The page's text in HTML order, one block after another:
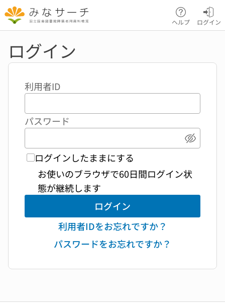
本文へ移動
ヘルプ ログイン
ログイン
利用者ID
パスワード
パスワ
ログインしたままにする
お使いのブラウザで60日間ログイン状
態が継続します
ログイン
利用者IDをお忘れですか？
パスワードをお忘れですか？